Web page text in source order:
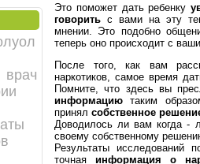
врач
Это поможет дать ребенку
говорить с вами на эту
мнении. Это подобно
теперь оно происходит с
После того, как вам
наркотиков, самое время
Помните, что здесь вы
информациютаким
принял собственное
Доводилось ли вам когда -
своему собственному
Результаты исследований
точнаяинформация о